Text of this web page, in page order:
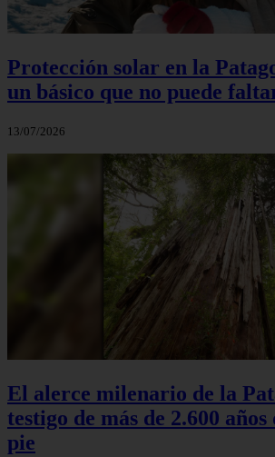
Protección solar en la
un básico que no puede
13/07/2026
El alerce milenario de la
testigo de más de 2.600 años
pie